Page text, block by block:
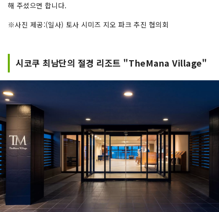
해 주셨으면 합니다.
※사진 제공:(일사) 토사 시미즈 지오 파크 추진 협의회
시코쿠 최남단의 절경 리조트 "TheMana Village"